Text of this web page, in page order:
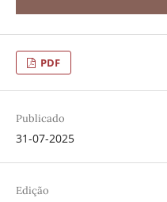
PDF
Publicado
31-07-2025
Edição